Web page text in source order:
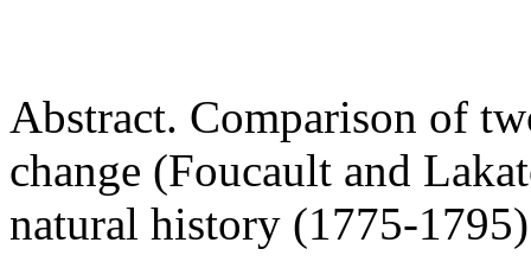
Abstract. Comparison of
change (Foucault and
natural history (1775-